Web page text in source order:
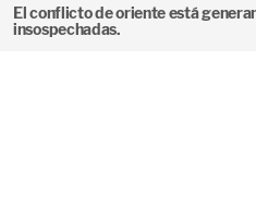
El conflicto de oriente está
insospechadas.